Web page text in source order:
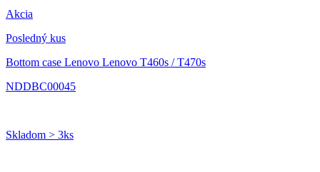
Akcia
Posledný kus
Bottom case Lenovo Lenovo T460s / T470s
NDDBC00045
Skladom > 3ks